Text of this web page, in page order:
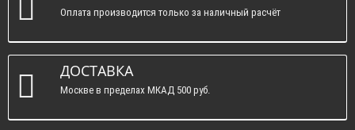
Оплата производится только за наличный расчёт
ДОСТАВКА
Москве в пределах МКАД 500 руб.